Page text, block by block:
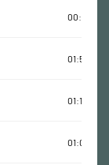
00:43:53
01:55:25
01:10:57
01:01:53